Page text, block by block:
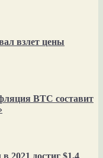
взлет цены
BTC составит
2021 достиг $1,4